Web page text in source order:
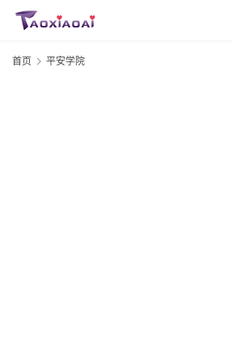
首页 平安学院